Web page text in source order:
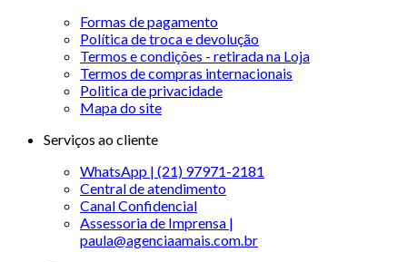
Formas de pagamento
Política de troca e devolução
Termos e condições - retirada na Loja
Termos de compras internacionais
Politica de privacidade
Mapa do site
Serviços ao cliente
WhatsApp | (21) 97971-2181
Central de atendimento
Canal Confidencial
Assessoria de Imprensa |
paula@agenciaamais.com.br